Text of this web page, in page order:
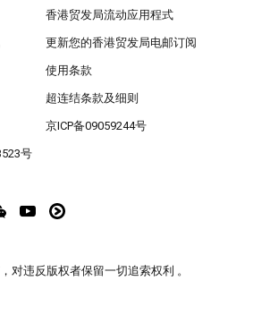
香港贸发局流动应用程式
更新您的香港贸发局电邮订阅
使用条款
超连结条款及细则
京ICP备09059244号
号
对违反版权者保留一切追索权利 。